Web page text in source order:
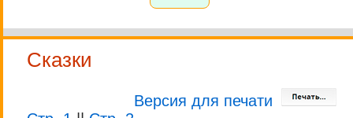
Сказки
Версия для печати